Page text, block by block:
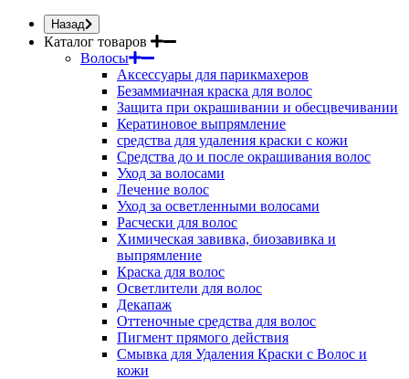
Назад
Каталог товаров
Волосы
Аксессуары для парикмахеров
Безаммиачная краска для волос
Защита при окрашивании и обесцвечивании
Кератиновое выпрямление
средства для удаления краски с кожи
Средства до и после окрашивания волос
Уход за волосами
Лечение волос
Уход за осветленными волосами
Расчески для волос
Химическая завивка, биозавивка и
выпрямление
Краска для волос
Осветлители для волос
Декапаж
Оттеночные средства для волос
Пигмент прямого действия
Смывка для Удаления Краски с Волос и
кожи